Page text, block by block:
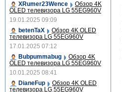
XRumer23Wence
Обзор 4K
OLED телевизора LG 55EG960V
19.01.2025 09:09
betenTaX
Обзор 4K OLED
телевизора LG 55EG960V
17.01.2025 07:12
Bubpummabug
Обзор 4K
OLED телевизора LG 55EG960V
10.01.2025 08:41
DianeFup
Обзор 4K OLED
телевизора LG 55EG960V